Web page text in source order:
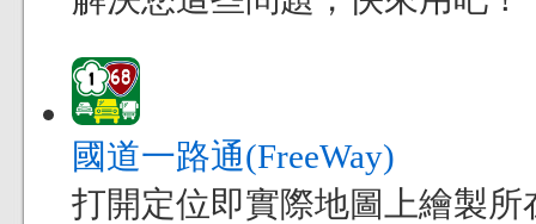
國道一路通(FreeWay)
打開定位即實際地圖上繪製